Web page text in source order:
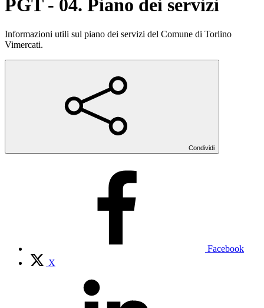
PGT - 04. Piano dei servizi
Informazioni utili sul piano dei servizi del Comune di Torlino
Vimercati.
Condividi
Facebook
X